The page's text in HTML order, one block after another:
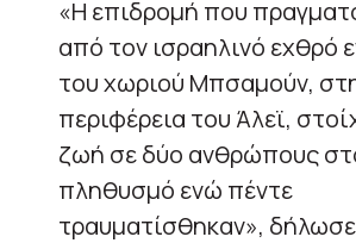
«Η επιδρομή που
από τον ισραηλινό εχθρό
του χωριού Μπσαμούν,
περιφέρεια του Άλεϊ,
ζωή σε δύο ανθρώπους
πληθυσμό ενώ πέντε
τραυματίσθηκαν»,